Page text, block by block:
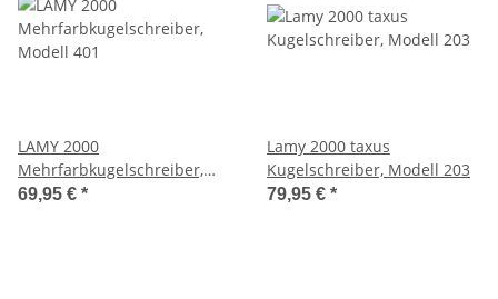
LAMY 2000
Mehrfarbkugelschreiber,
Modell 401
69,95 € *
Lamy 2000 taxus
Kugelschreiber, Modell 203
79,95 € *